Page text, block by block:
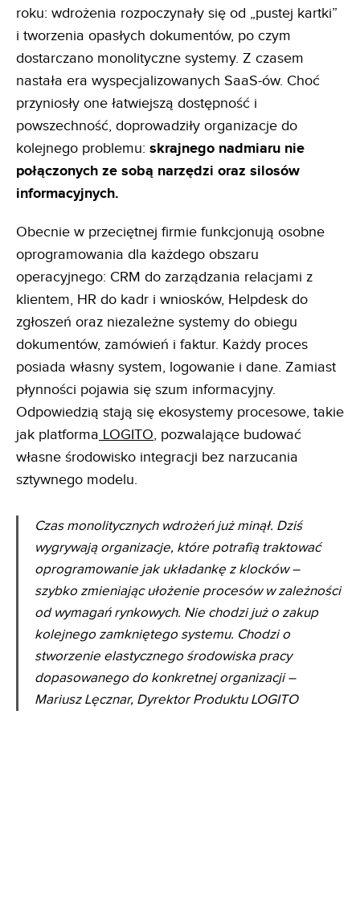
roku: wdrożenia rozpoczynały się od „pustej kartki”
i tworzenia opasłych dokumentów, po czym
dostarczano monolityczne systemy. Z czasem
nastała era wyspecjalizowanych SaaS-ów. Choć
przyniosły one łatwiejszą dostępność i
powszechność, doprowadziły organizacje do
kolejnego problemu: skrajnego nadmiaru nie
połączonych ze sobą narzędzi oraz silosów
informacyjnych.
Obecnie w przeciętnej firmie funkcjonują osobne
oprogramowania dla każdego obszaru
operacyjnego: CRM do zarządzania relacjami z
klientem, HR do kadr i wniosków, Helpdesk do
zgłoszeń oraz niezależne systemy do obiegu
dokumentów, zamówień i faktur. Każdy proces
posiada własny system, logowanie i dane. Zamiast
płynności pojawia się szum informacyjny.
Odpowiedzią stają się ekosystemy procesowe, takie
jak platforma LOGITO, pozwalające budować
własne środowisko integracji bez narzucania
sztywnego modelu.
Czas monolitycznych wdrożeń już minął. Dziś
wygrywają organizacje, które potrafią traktować
oprogramowanie jak układankę z klocków –
szybko zmieniając ułożenie procesów w zależności
od wymagań rynkowych. Nie chodzi już o zakup
kolejnego zamkniętego systemu. Chodzi o
stworzenie elastycznego środowiska pracy
dopasowanego do konkretnej organizacji –
Mariusz Lęcznar, Dyrektor Produktu LOGITO